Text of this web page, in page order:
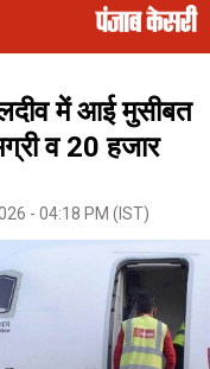
में आई मुसीबत
व 20 हजार
- 04:18 PM (IST)